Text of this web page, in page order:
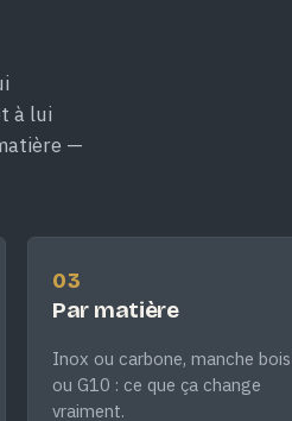
à lui
—
03
Par matière
Inox ou carbone, manche bois
ou G10 : ce que ça change
vraiment.